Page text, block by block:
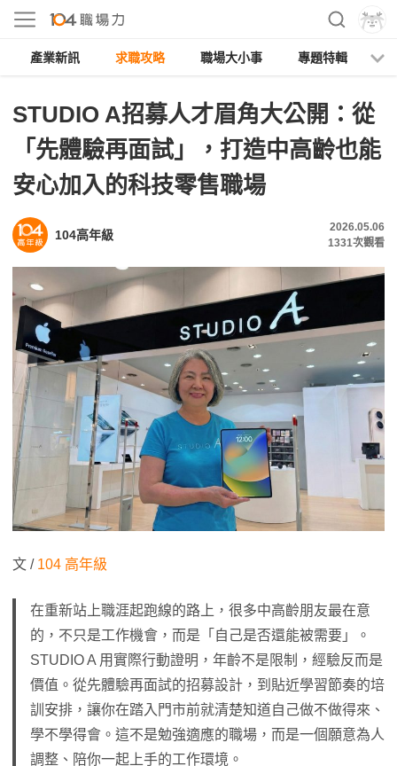
產業新訊 求職攻略 職場大小事 專題特輯
STUDIO A招募人才眉角大公開：從
「先體驗再面試」，打造中高齡也能
安心加入的科技零售職場
104高年級
2026.05.06
1331次觀看
文 / 104 高年級
在重新站上職涯起跑線的路上，很多中高齡朋友最在意
的，不只是工作機會，而是「自己是否還能被需要」。
STUDIO A 用實際行動證明，年齡不是限制，經驗反而是
價值。從先體驗再面試的招募設計，到貼近學習節奏的培
訓安排，讓你在踏入門市前就清楚知道自己做不做得來、
學不學得會。這不是勉強適應的職場，而是一個願意為人
調整、陪你一起上手的工作環境。